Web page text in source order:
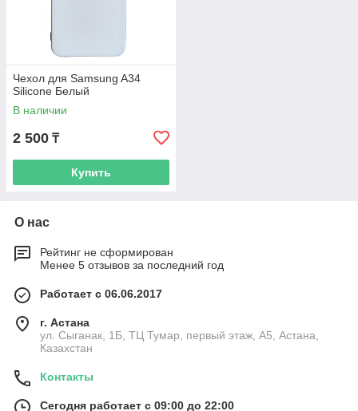
Чехол для Samsung A34
Silicone Белый
В наличии
2 500 ₸
Купить
О нас
Рейтинг не сформирован
Менее 5 отзывов за последний год
Работает с 06.06.2017
г. Астана
ул. Сыганак, 1Б, ТЦ Тумар, первый этаж, А5, Астана,
Казахстан
Контакты
Сегодня работает с 09:00 до 22:00